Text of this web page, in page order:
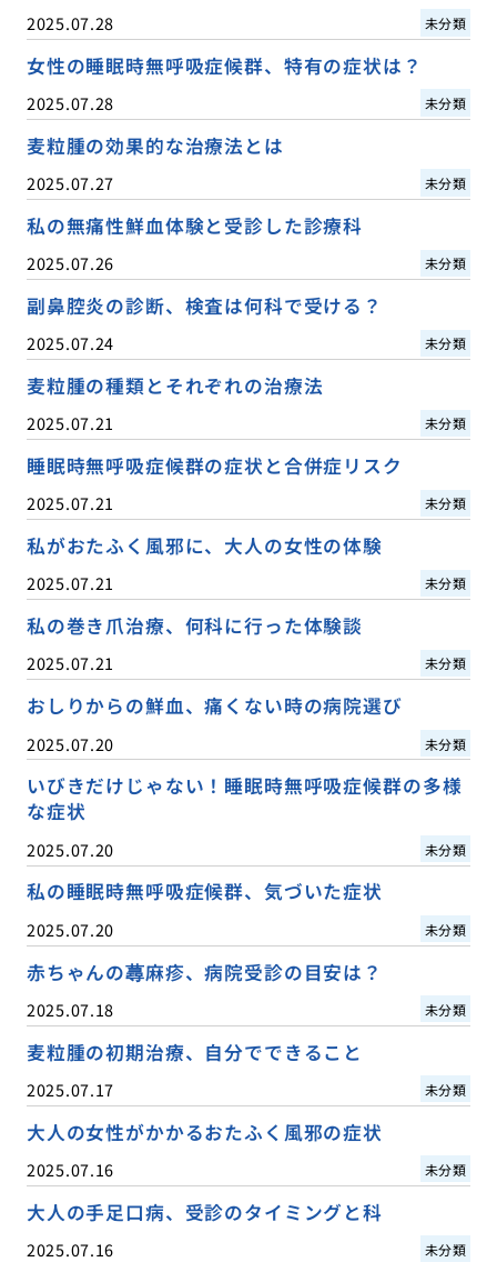
2025.07.28 未分類
女性の睡眠時無呼吸症候群、特有の症状は？
2025.07.28 未分類
麦粒腫の効果的な治療法とは
2025.07.27 未分類
私の無痛性鮮血体験と受診した診療科
2025.07.26 未分類
副鼻腔炎の診断、検査は何科で受ける？
2025.07.24 未分類
麦粒腫の種類とそれぞれの治療法
2025.07.21 未分類
睡眠時無呼吸症候群の症状と合併症リスク
2025.07.21 未分類
私がおたふく風邪に、大人の女性の体験
2025.07.21 未分類
私の巻き爪治療、何科に行った体験談
2025.07.21 未分類
おしりからの鮮血、痛くない時の病院選び
2025.07.20 未分類
いびきだけじゃない！睡眠時無呼吸症候群の多様
な症状
2025.07.20 未分類
私の睡眠時無呼吸症候群、気づいた症状
2025.07.20 未分類
赤ちゃんの蕁麻疹、病院受診の目安は？
2025.07.18 未分類
麦粒腫の初期治療、自分でできること
2025.07.17 未分類
大人の女性がかかるおたふく風邪の症状
2025.07.16 未分類
大人の手足口病、受診のタイミングと科
2025.07.16 未分類